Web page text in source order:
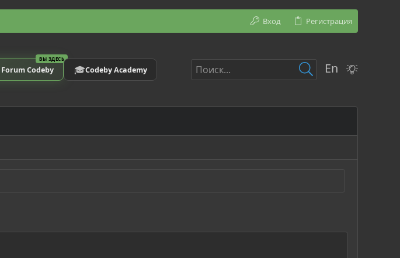
Вход Регистрация
ВЫ ЗДЕСЬ
Forum Codeby 🎓Codeby Academy En